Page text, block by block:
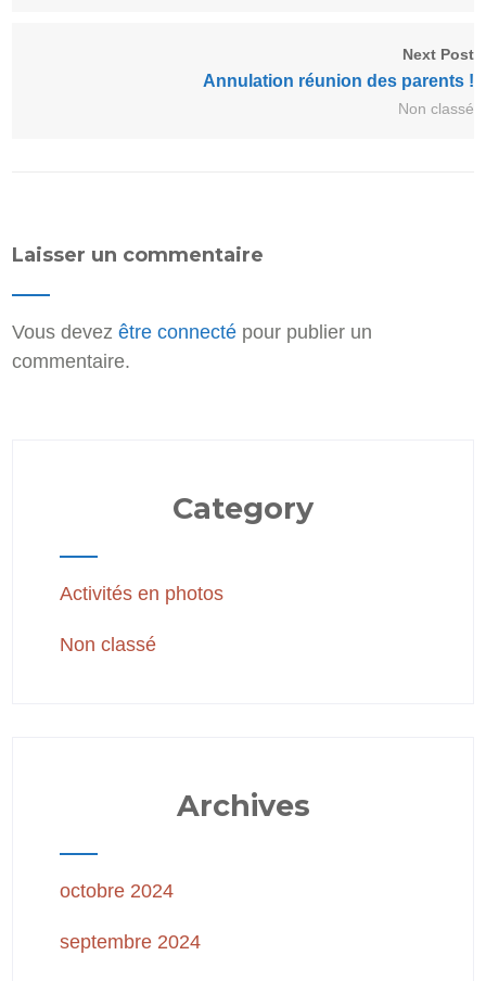
Next Post
Annulation réunion des parents !
Non classé
Laisser un commentaire
Vous devezêtre connecté pour publier un
commentaire.
Category
Activités en photos
Non classé
Archives
octobre 2024
septembre 2024